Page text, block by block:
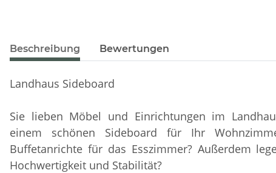
Beschreibung Bewertungen
Landhaus Sideboard
Sie lieben Möbel und Einrichtungen im
einem schönen Sideboard für Ihr
Buffetanrichte für das Esszimmer? Außerdem
Hochwertigkeit und Stabilität?